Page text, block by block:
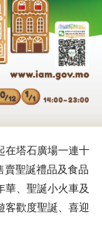
在塔石廣場一連十
賣聖誕禮品及食品
華、聖誕小火車及
客歡度聖誕、喜迎